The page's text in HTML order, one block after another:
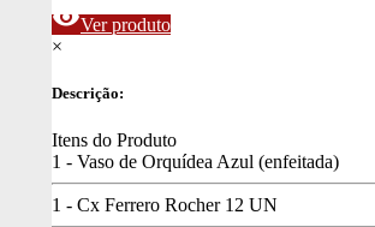
visibilityVer produto
×
Descrição:
Itens do Produto
1 - Vaso de Orquídea Azul (enfeitada)
1 - Cx Ferrero Rocher 12 UN